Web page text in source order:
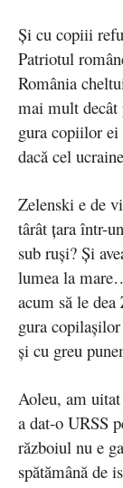
Și cu copiii
Patriotul
România
mai mult decât
gura copiilor ei
dacă cel
Zelenski e de
târât țara într-
sub ruși? Și
lumea la
acum să le dea
gura
și cu greu
Aoleu, am
a dat-o URSS
războiul nu e
spătămână de